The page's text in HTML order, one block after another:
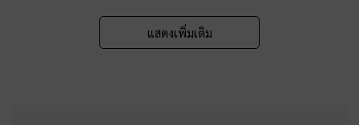
แสดงเพิ่มเติม